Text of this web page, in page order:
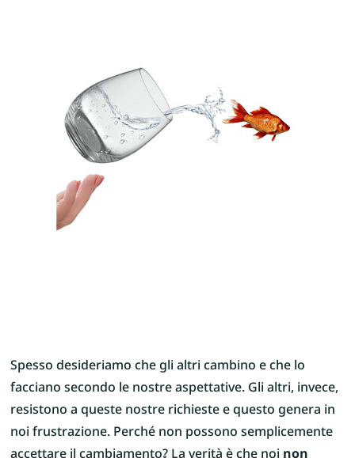
Spesso desideriamo che gli altri cambino e che lo
facciano secondo le nostre aspettative. Gli altri, invece,
resistono a queste nostre richieste e questo genera in
noi frustrazione. Perché non possono semplicemente